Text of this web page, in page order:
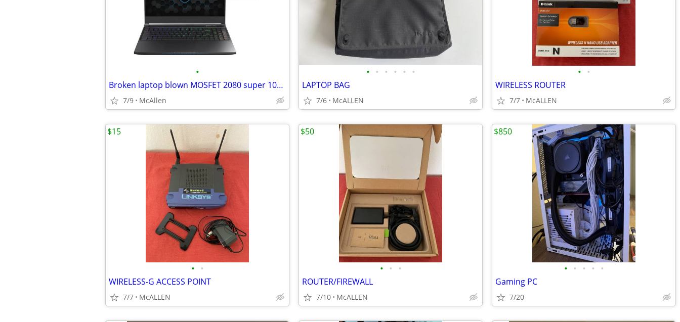
•
Broken laptop blown MOSFET 2080 super 10875h 16gb 240hz IPS
7/9 McAllen
• • • • • •
LAPTOP BAG
7/6 McALLEN
• •
WIRELESS ROUTER
7/7 McALLEN
• •
WIRELESS-G ACCESS POINT
7/7 McALLEN
$15
• • •
ROUTER/FIREWALL
7/10 McALLEN
$50
• • • • •
Gaming PC
7/20
$850